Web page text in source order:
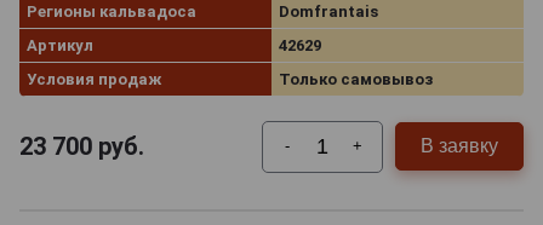
Регионы кальвадоса
Domfrantais
Артикул
42629
Условия продаж
Только самовывоз
23 700 руб. - + В заявку